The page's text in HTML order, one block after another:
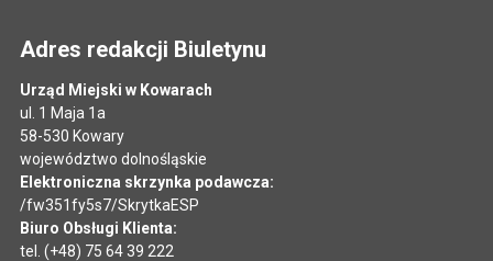
Adres redakcji Biuletynu
Urząd Miejski w Kowarach
ul. 1 Maja 1a
58-530 Kowary
województwo dolnośląskie
Elektroniczna skrzynka podawcza:
/fw351fy5s7/SkrytkaESP
Biuro Obsługi Klienta:
tel. (+48) 75 64 39 222